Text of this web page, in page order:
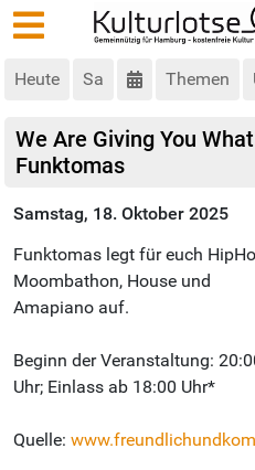
Heute Sa Themen
We Are Giving You
Funktomas
Samstag, 18. Oktober 2025
Funktomas legt für euch
Moombathon, House und
Amapiano auf.
Beginn der Veranstaltung:
Uhr; Einlass ab 18:00 Uhr*
Quelle: